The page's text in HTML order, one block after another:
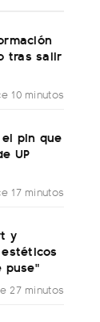
tras salir
10 minutos
pin que
UP
17 minutos
y
puse"
27 minutos